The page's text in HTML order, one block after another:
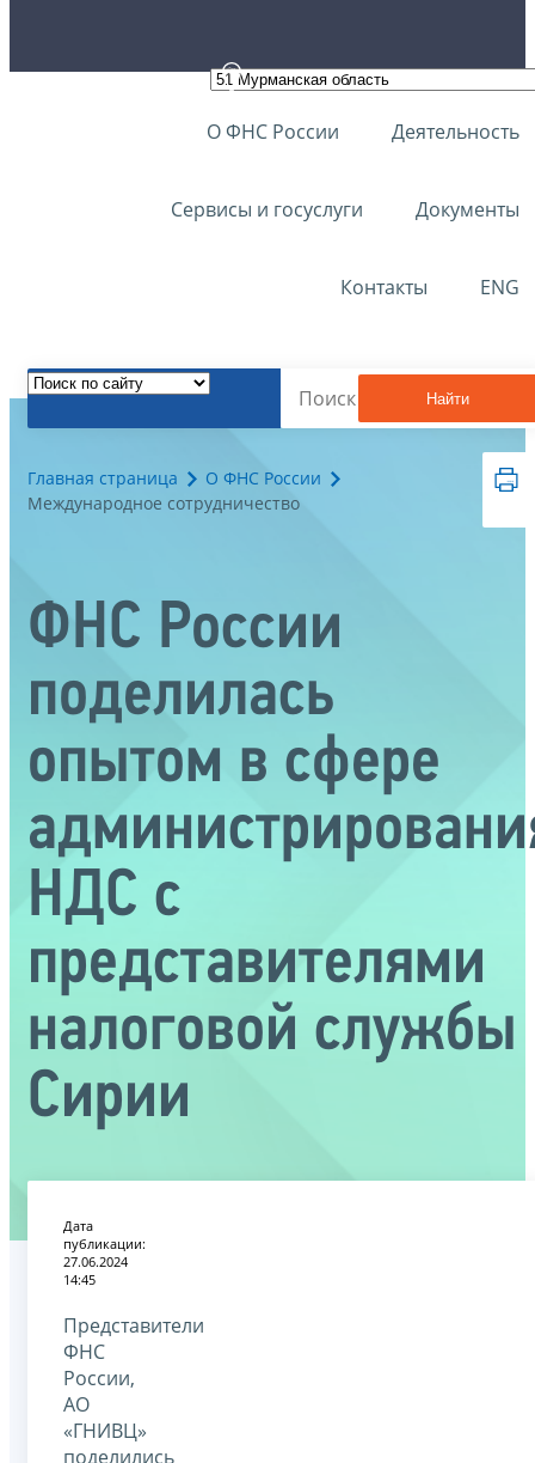
О ФНС России Деятельность
Сервисы и госуслуги Документы
Контакты ENG
Найти
Главная страница
О ФНС России
Международное сотрудничество
ФНС России
поделилась
опытом в сфере
НДС с
представителями
налоговой службы
Сирии
Дата
публикации:
27.06.2024
14:45
Представители
ФНС
России,
АО
«ГНИВЦ»
поделились